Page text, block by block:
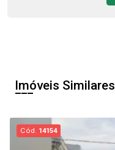
Imóveis Similares
Cód. 14154